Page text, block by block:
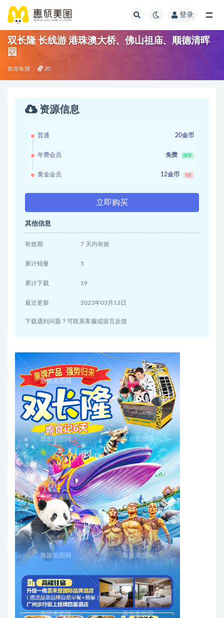
登录
双长隆 长线游 港珠澳大桥、佛山祖庙、顺德清晖
园
旅游海报 20
资源信息
普通 20金币
年费会员 免费 推荐
黄金会员 12金币 6折
立即购买
其他信息
有效期 7 天内有效
累计销量 5
累计下载 19
最近更新 2023年03月13日
下载遇到问题？可联系客服或留言反馈